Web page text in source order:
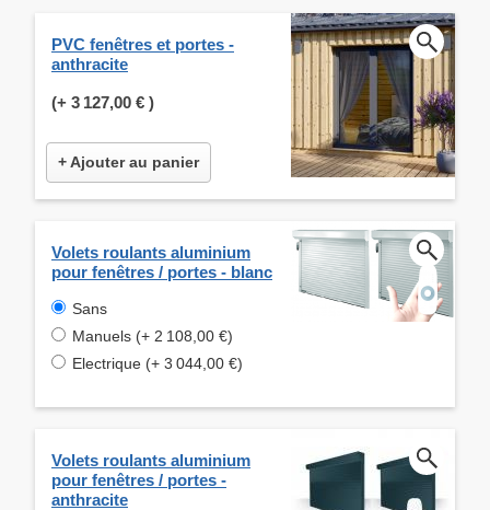
PVC fenêtres et portes -
anthracite
(+ 3 127,00 € )
+ Ajouter au panier
Volets roulants aluminium
pour fenêtres / portes - blanc
Sans
Manuels (+ 2 108,00 €)
Electrique (+ 3 044,00 €)
Volets roulants aluminium
pour fenêtres / portes -
anthracite